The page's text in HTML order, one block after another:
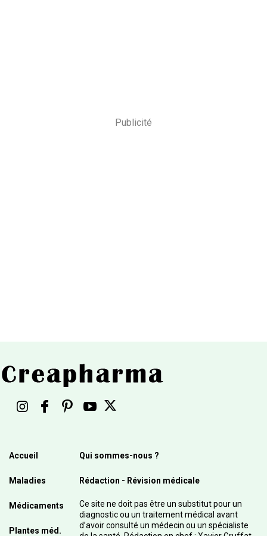
Publicité
Accueil
Maladies
Médicaments
Plantes méd.
Qui sommes-nous ?
Rédaction - Révision médicale
Ce site ne doit pas être un substitut pour un
diagnostic ou un traitement médical avant
d’avoir consulté un médecin ou un spécialiste